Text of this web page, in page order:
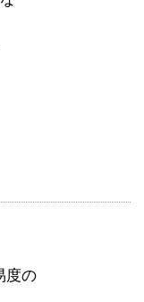
度の